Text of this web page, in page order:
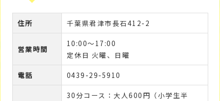
住所 千葉県君津市長石412-2
営業時間
10:00～17:00
定休日 火曜、日曜
電話 0439-29-5910
30分コース：大人600円（小学生半